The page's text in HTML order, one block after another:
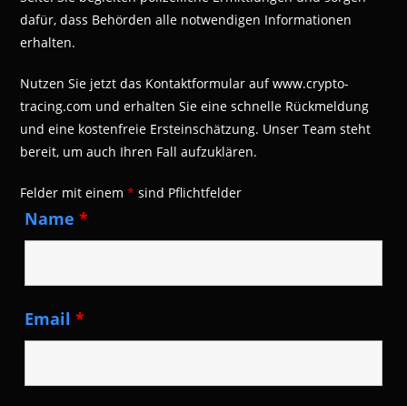
dafür, dass Behörden alle notwendigen Informationen
erhalten.
Nutzen Sie jetzt das Kontaktformular auf www.crypto-
tracing.com und erhalten Sie eine schnelle Rückmeldung
und eine kostenfreie Ersteinschätzung. Unser Team steht
bereit, um auch Ihren Fall aufzuklären.
Felder mit einem* sind Pflichtfelder
Name*
Email*